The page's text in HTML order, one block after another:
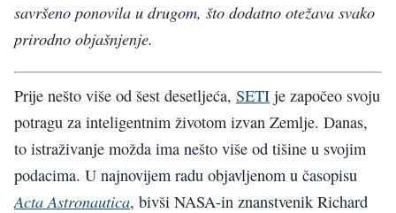
savršeno ponovila u drugom, što dodatno otežava svako
prirodno objašnjenje.
Prije nešto više od šest desetljeća, SETI je započeo svoju
potragu za inteligentnim životom izvan Zemlje. Danas,
to istraživanje možda ima nešto više od tišine u svojim
podacima. U najnovijem radu objavljenom u časopisu
Acta Astronautica, bivši NASA-in znanstvenik Richard